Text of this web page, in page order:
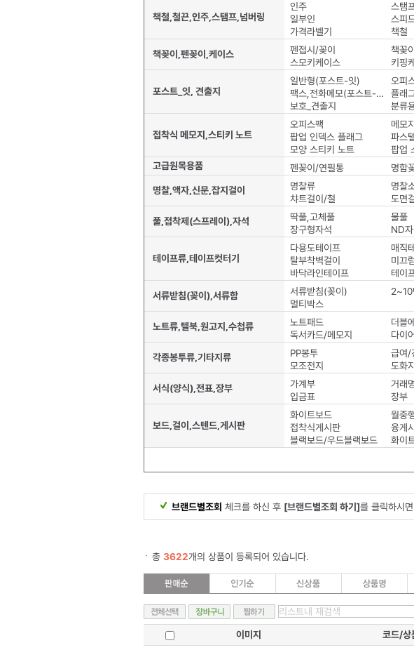
책철,철끈,인주,스탬프,넘버링
인주 스탬
일부인
스피
가격라벨기
책철
책꽂이,펜꽂이,케이스
펜접시/꽂이 책꽂이
스모키케이스
키핑
포스트_잇, 견출지
일반형(포스트-잇) 오피
팩스,전화메모(포스트-잇)
보호_견출지
분류
접착식 메모지,스티키 노트
오피스팩 메모
팝업 인덱스 플래그
파스
모양 스티키 노트
팝업
고급원목용품
펜꽂이/연필통 명함
명찰,액자,신문,잡지걸이
명찰류 명찰
챠트걸이/철
도면
풀,접착제(스프레이),자석
딱풀,고체풀 물풀
장구형자석
ND
테이프류,테이프컷터기
다용도테이프 매직
탈부착벽걸이
바닥라인테이프
테이
서류받침(꽂이),서류함
서류받침(꽂이) 2~10
멀티박스
노트류,텔북,원고지,수첩류
노트패드 더블
독서카드/메모지
다이
각종봉투류,기타지류
PP봉투 급여/
모조전지
도화지
서식(양식),전표,장부
가계부 거래
입금표
장부
보드,걸이,스텐드,게시판
화이트보드 월중
접착식게시판
융게
블랙보드/우드블랙보드
화이
브랜드별조회 체크를 하신 후 [브랜드별조회 하기]를 클릭하시
총 3622개의 상품이 등록되어 있습니다.
이미지
코드/상